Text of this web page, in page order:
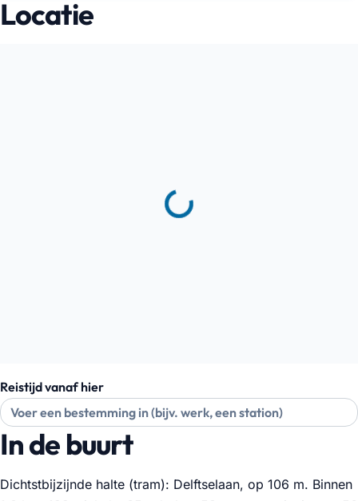
Locatie
Reistijd vanaf hier
In de buurt
Dichtstbijzijnde halte (tram): Delftselaan, op 106 m. Binnen